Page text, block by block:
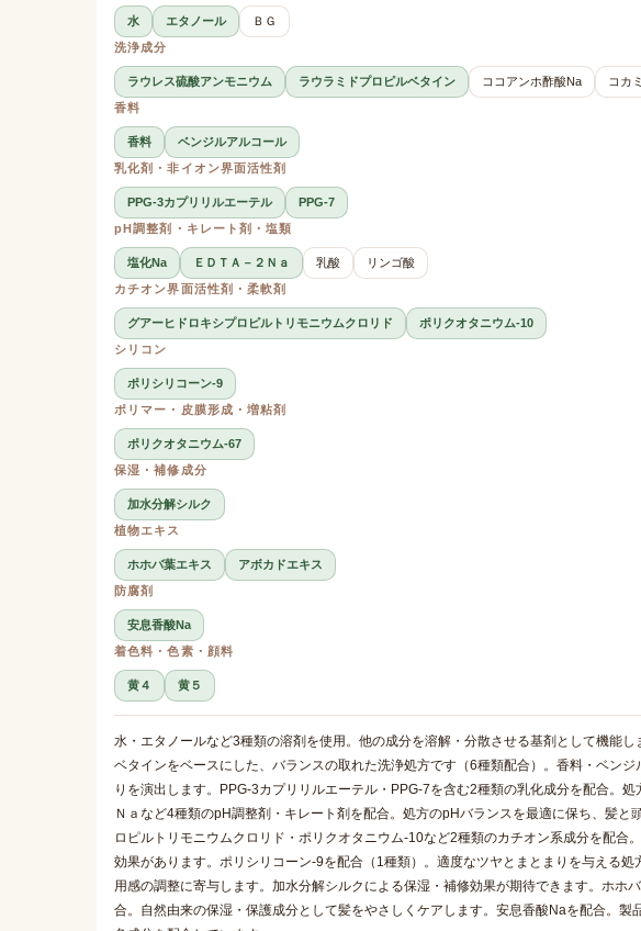
水 エタノール
ＢＧ
洗浄成分
ラウレス硫酸アンモニウム ラウラミドプロピルベタイン ココアンホ酢酸Na コカ
香料
香料
ベンジルアルコール
乳化剤・非イオン界面活性剤
PPG-3カプリリルエーテル
PPG-7
pH調整剤・キレート剤・塩類
塩化Na ＥＤＴＡ－２Ｎａ 乳酸
リンゴ酸
カチオン界面活性剤・柔軟剤
グアーヒドロキシプロピルトリモニウムクロリド
ポリクオタニウム-10
シリコン
ポリシリコーン-9
ポリマー・皮膜形成・増粘剤
ポリクオタニウム-67
保湿・補修成分
加水分解シルク
植物エキス
ホホバ葉エキス
アボカドエキス
防腐剤
安息香酸Na
着色料・色素・顔料
黄４ 黄５
水・エタノールなど3種類の溶剤を使用。他の成分を溶解・分散させる基剤として機能
ベタインをベースにした、バランスの取れた洗浄処方です（6種類配合）。香料・ベン
りを演出します。PPG-3カプリリルエーテル・PPG-7を含む2種類の乳化成分を配合。
Ｎａなど4種類のpH調整剤・キレート剤を配合。処方のpHバランスを最適に保ち、髪
ロピルトリモニウムクロリド・ポリクオタニウム-10など2種類のカチオン系成分を配合
効果があります。ポリシリコーン-9を配合（1種類）。適度なツヤとまとまりを与える
用感の調整に寄与します。加水分解シルクによる保湿・補修効果が期待できます。ホホ
合。自然由来の保湿・保護成分として髪をやさしくケアします。安息香酸Naを配合。